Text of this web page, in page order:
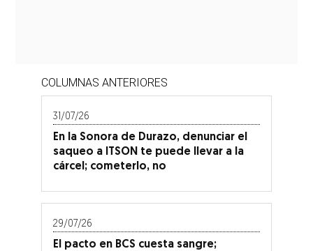
COLUMNAS ANTERIORES
31/07/26
En la Sonora de Durazo, denunciar el
saqueo a ITSON te puede llevar a la
cárcel; cometerlo, no
29/07/26
El pacto en BCS cuesta sangre;